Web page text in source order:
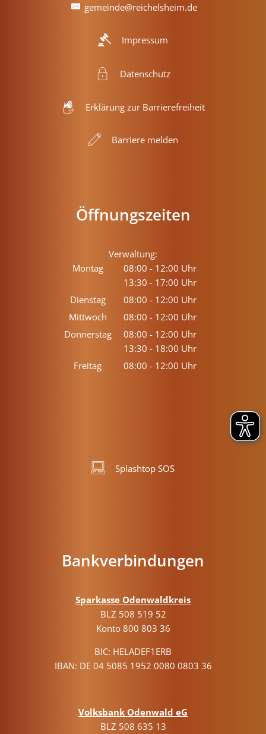
gemeinde@reichelsheim.de
Impressum
Datenschutz
Erklärung zur Barrierefreiheit
Barriere melden
Öffnungszeiten
Verwaltung:
Montag
08:00 - 12:00 Uhr
Von 08:00 bis 12:00 Uhr
13:30 - 17:00 Uhr
Von 13:30 bis 17:00 Uhr
Dienstag 08:00 - 12:00 Uhr
Von 08:00 bis 12:00 Uhr
Mittwoch 08:00 - 12:00 Uhr
Von 08:00 bis 12:00 Uhr
Donnerstag 08:00 - 12:00 Uhr
Von 08:00 bis 12:00 Uhr
13:30 - 18:00 Uhr
Von 13:30 bis 18:00 Uhr
Freitag 08:00 - 12:00 Uhr
Splashtop SOS
Bankverbindungen
Sparkasse Odenwaldkreis
BLZ 508 519 52
Konto 800 803 36
BIC: HELADEF1ERB
IBAN: DE 04 5085 1952 0080 0803 36
Volksbank Odenwald eG
BLZ 508 635 13